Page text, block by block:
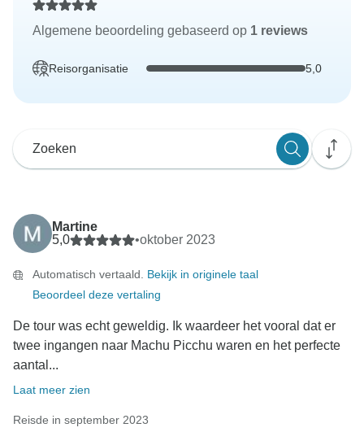
Algemene beoordeling gebaseerd op 1 reviews
Reisorganisatie 5,0
Martine
5,0
•oktober 2023
Automatisch vertaald. Bekijk in originele taal
Beoordeel deze vertaling
De tour was echt geweldig. Ik waardeer het vooral dat er
twee ingangen naar Machu Picchu waren en het perfecte
aantal...
Laat meer zien
Reisde in september 2023